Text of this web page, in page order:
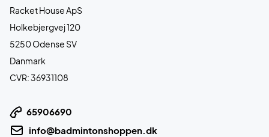
Racket House ApS
Holkebjergvej 120
5250 Odense SV
Danmark
CVR: 36931108
65906690
info@badmintonshoppen.dk